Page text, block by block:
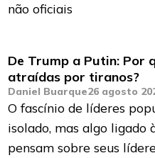
não oficiais
De Trump a Putin: Por
atraídas por tiranos?
Daniel Buarque26 agosto
O fascínio de líderes
isolado, mas algo ligado
pensam sobre seus